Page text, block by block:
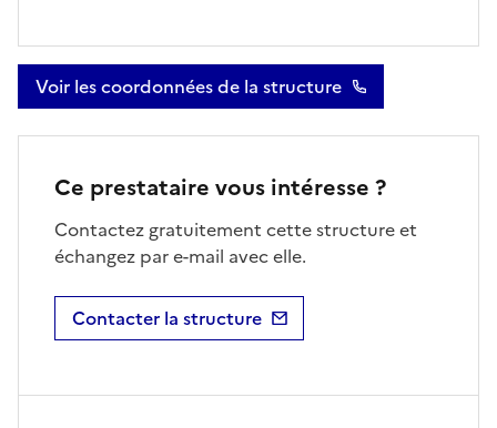
Voir les coordonnées de la structure
Ce prestataire vous intéresse ?
Contactez gratuitement cette structure et
échangez par e-mail avec elle.
Contacter la structure